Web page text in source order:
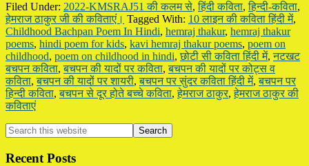
Filed Under: 2022-KMSRAJ51 की कलम से,हिंदी कविता,हिन्दी-कविता,
हेमराज ठाकुर जी की कविताएं। Tagged With: 10 लाइन की कविता हिंदी में,
Childhood Bachpan Poem In Hindi, hemraj thakur, hemraj thakur
poems, hindi poem for kids, kavi hemraj thakur poems, poem on
childhood, poem on childhood in hindi,छोटी सी कविता हिंदी में,नटखट
बचपन कविता,बचपन की यादों पर कविता,बचपन की यादों पर कोट्स व
कविता,बचपन की यादों पर शायरी,बचपन पर सुंदर कविता हिंदी में,बचपन पर
हिन्दी कविता,बचपन से दूर होते बच्चे कविता,हेमराज ठाकुर,हेमराज ठाकुर की
कविताएं
Primary
Sidebar
Search
this
website
Recent Posts